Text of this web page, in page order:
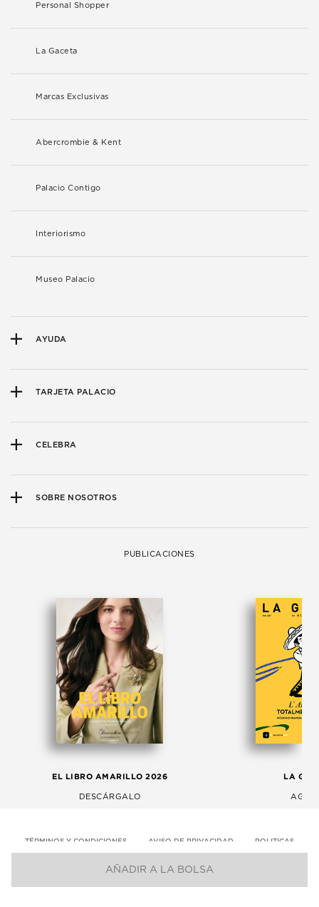
AÑADIR A LA BOLSA
Personal Shopper
La Gaceta
Marcas Exclusivas
Abercrombie & Kent
Palacio Contigo
Interiorismo
Museo Palacio
AYUDA
TARJETA PALACIO
CELEBRA
SOBRE NOSOTROS
PUBLICACIONES
EL LIBRO AMARILLO 2026
DESCÁRGALO
LA
TÉRMINOS Y CONDICIONES AVISO DE PRIVACIDAD POLITICAS